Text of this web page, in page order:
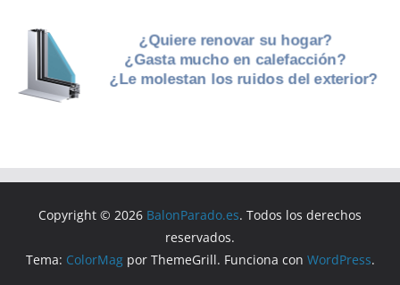
Copyright © 2026 BalonParado.es. Todos los derechos
reservados.
Tema: ColorMagpor ThemeGrill. Funciona con WordPress.